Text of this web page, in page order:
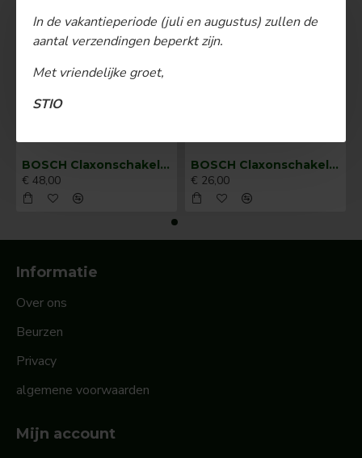
In de vakantieperiode (juli en augustus) zullen de
aantal verzendingen beperkt zijn.
Met vriendelijke groet,
STIO
BOSCH Claxonschakelaar opbouw ⌀ 35 mm 0343013001
€ 48,00
BOSCH Claxonschakelaar opbouw ⌀26 mm 0343007001
€ 26,00
Informatie
Over ons
Beurzen
Privacy
algemene voorwaarden
Mijn account